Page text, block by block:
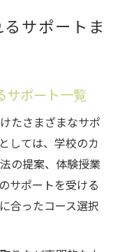
サポートま
サポート一覧
たさまざまなサポ
しては、学校のカ
の提案、体験授業
サポートを受ける
合ったコース選択